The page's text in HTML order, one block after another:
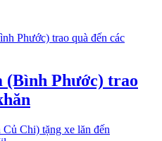
(Bình Phước) trao